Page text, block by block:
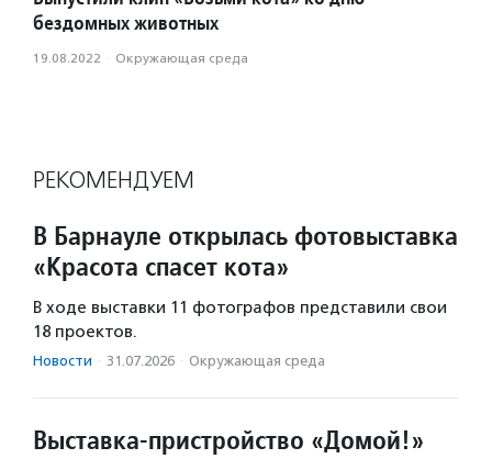
бездомных животных
19.08.2022 · Окружающая среда
РЕКОМЕНДУЕМ
В Барнауле открылась фотовыставка
«Красота спасет кота»
В ходе выставки 11 фотографов представили свои
18 проектов.
Новости · 31.07.2026 · Окружающая среда
Выставка-пристройство «Домой!»